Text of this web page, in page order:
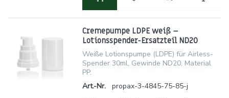
Cremepumpe LDPE weiß –
Lotionsspender-Ersatzteil ND20
Weiße Lotionspumpe (LDPE) für Airless-
Spender 30ml, Gewinde ND20, Material
PP.
Art.-Nr.
propax-3-4845-75-85-j